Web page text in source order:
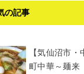
の記事
【気仙沼市
町中華～麺来